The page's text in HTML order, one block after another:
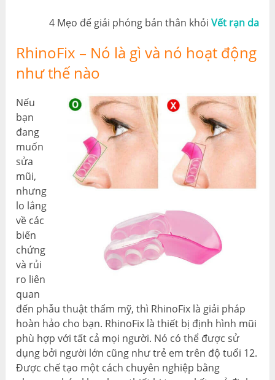
4 Mẹo để giải phóng bản thân khỏi Vết rạn da
RhinoFix – Nó là gì và nó hoạt động
như thế nào
Nếu
bạn
đang
muốn
sửa
mũi,
nhưng
lo lắng
về các
biến
chứng
và rủi
ro liên
quan
đến phẫu thuật thẩm mỹ, thì RhinoFix là giải pháp
hoàn hảo cho bạn. RhinoFix là thiết bị định hình mũi
phù hợp với tất cả mọi người. Nó có thể được sử
dụng bởi người lớn cũng như trẻ em trên độ tuổi 12.
Được chế tạo một cách chuyên nghiệp bằng